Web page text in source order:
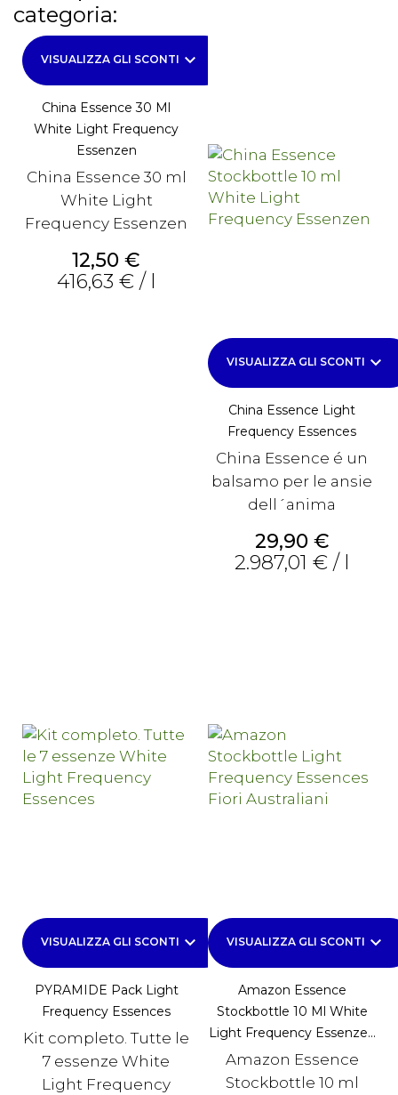
categoria:
VISUALIZZA GLI SCONTI keyboard_arrow_down
China Essence 30 Ml
White Light Frequency
Essenzen
China Essence 30 ml
White Light
Frequency Essenzen
Prezzo
12,50 €
416,63 € / l
VISUALIZZA GLI SCONTI keyboard_arrow_down
China Essence Light
Frequency Essences
China Essence é un
balsamo per le ansie
dell´anima
Prezzo
29,90 €
2.987,01 € / l
VISUALIZZA GLI SCONTI keyboard_arrow_down
PYRAMIDE Pack Light
Frequency Essences
Kit completo. Tutte le
7 essenze White
Light Frequency
VISUALIZZA GLI SCONTI keyboard_arrow_down
Amazon Essence
Stockbottle 10 Ml White
Light Frequency Essenze...
Amazon Essence
Stockbottle 10 ml